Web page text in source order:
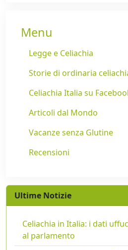
Menu
Legge e Celiachia
Storie di ordinaria
Celiachia Italia su
Articoli dal Mondo
Vacanze senza Glutine
Recensioni
Ultime Notizie
Celiachia in Italia: i dati
al parlamento